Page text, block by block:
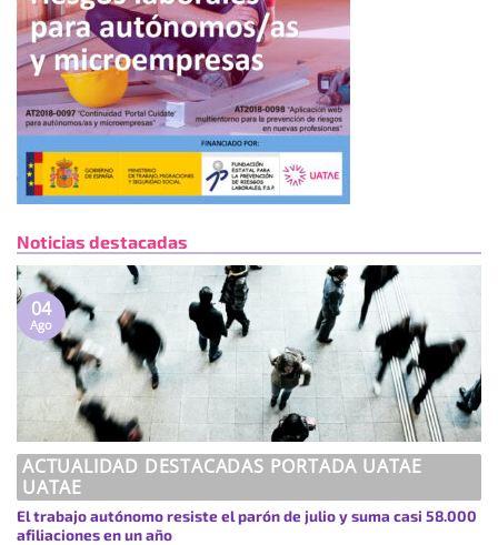
Noticias destacadas
ACTUALIDAD DESTACADAS PORTADA UATAE
UATAE
El trabajo autónomo resiste el parón de julio y suma casi 58.000
afiliaciones en un año
04
Ago